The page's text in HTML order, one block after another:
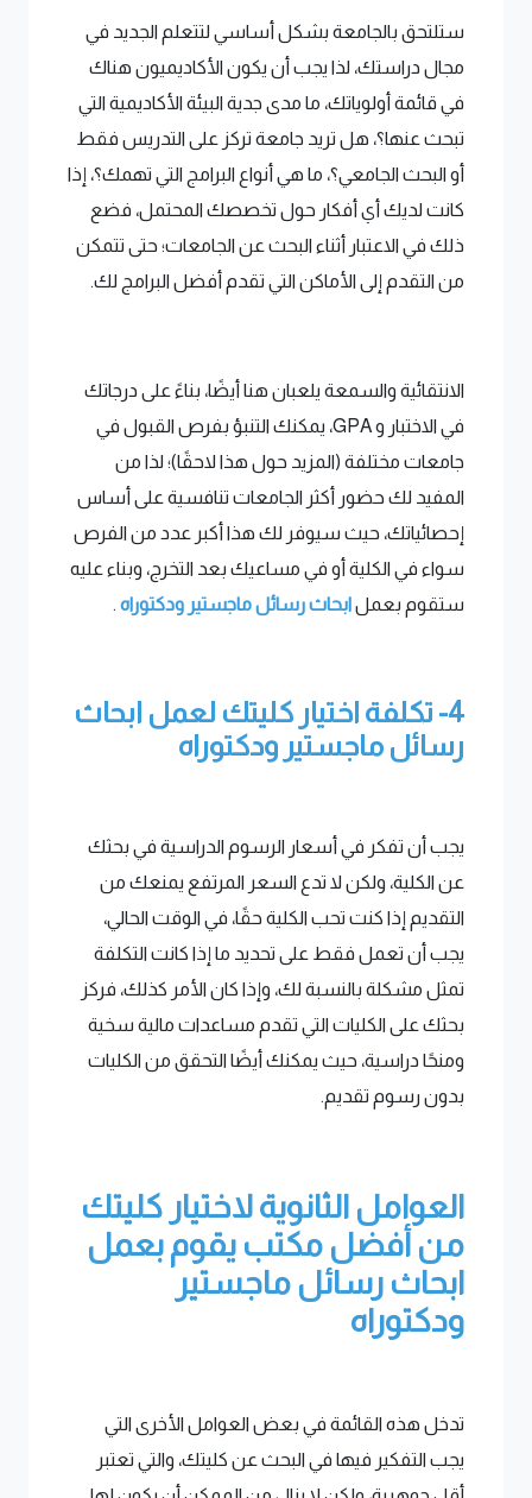
ستلتحق بالجامعة بشكل أساسي لتتعلم الجديد في
مجال دراستك، لذا يجب أن يكون الأكاديميون هناك
في قائمة أولوياتك، ما مدى جدية البيئة الأكاديمية التي
تبحث عنها؟، هل تريد جامعة تركز على التدريس فقط
أو البحث الجامعي؟، ما هي أنواع البرامج التي تهمك؟، إذا
كانت لديك أي أفكار حول تخصصك المحتمل، فضع
ذلك في الاعتبار أثناء البحث عن الجامعات؛ حتى تتمكن
من التقدم إلى الأماكن التي تقدم أفضل البرامج لك.
الانتقائية والسمعة يلعبان هنا أيضًا، بناءً على درجاتك
في الاختبار و GPA، يمكنك التنبؤ بفرص القبول في
جامعات مختلفة (المزيد حول هذا لاحقًا)؛ لذا من
المفيد لك حضور أكثر الجامعات تنافسية على أساس
إحصائياتك، حيث سيوفر لك هذا أكبر عدد من الفرص
سواء في الكلية أو في مساعيك بعد التخرج، وبناء عليه
ستقوم بعملابحاث رسائل ماجستير ودكتوراه .
4- تكلفة اختيار كليتك لعمل ابحاث
رسائل ماجستير ودكتوراه
يجب أن تفكر في أسعار الرسوم الدراسية في بحثك
عن الكلية، ولكن لا تدع السعر المرتفع يمنعك من
التقديم إذا كنت تحب الكلية حقًا، في الوقت الحالي،
يجب أن تعمل فقط على تحديد ما إذا كانت التكلفة
تمثل مشكلة بالنسبة لك، وإذا كان الأمر كذلك، فركز
بحثك على الكليات التي تقدم مساعدات مالية سخية
ومنحًا دراسية، حيث يمكنك أيضًا التحقق من الكليات
بدون رسوم تقديم.
العوامل الثانويةلاختيار كليتك
من أفضل مكتب يقوم بعمل
ابحاث رسائل ماجستير
ودكتوراه
تدخل هذه القائمة في بعض العوامل الأخرى التي
يجب التفكير فيها في البحث عن كليتك، والتي تعتبر